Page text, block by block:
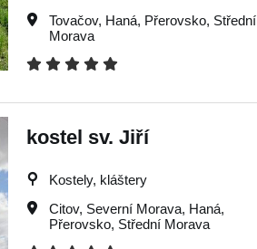
Tovačov, Haná, Přerovsko, Střední
Morava
kostel sv. Jiří
Kostely, kláštery
Citov, Severní Morava, Haná,
Přerovsko, Střední Morava